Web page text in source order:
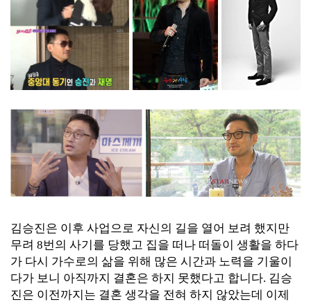
김승진은 이후 사업으로 자신의 길을 열어 보려 했지만
무려 8번의 사기를 당했고 집을 떠나 떠돌이 생활을 하다
가 다시 가수로의 삶을 위해 많은 시간과 노력을 기울이
다가 보니 아직까지 결혼은 하지 못했다고 합니다. 김승
진은 이전까지는 결혼 생각을 전혀 하지 않았는데 이제